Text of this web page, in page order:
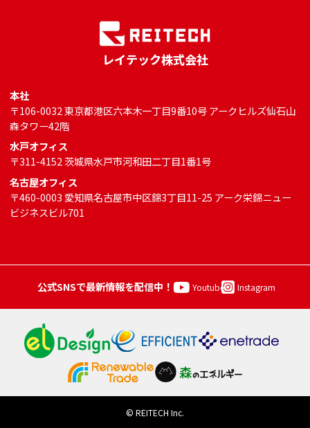
レイテック株式会社
本社
〒106-0032 東京都港区六本木一丁目9番10号 アークヒルズ仙石山
森タワー42階
水戸オフィス
〒311-4152 茨城県水戸市河和田二丁目1番1号
名古屋オフィス
〒460-0003 愛知県名古屋市中区錦3丁目11-25 アーク栄錦ニュー
ビジネスビル701
公式SNSで最新情報を配信中！ Youtube Instagram
© REITECH Inc.